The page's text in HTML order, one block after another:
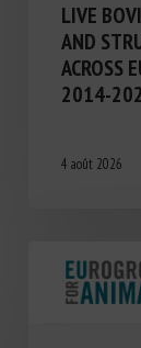
LIVE
AND
ACROSS
2014-
4 août 2026